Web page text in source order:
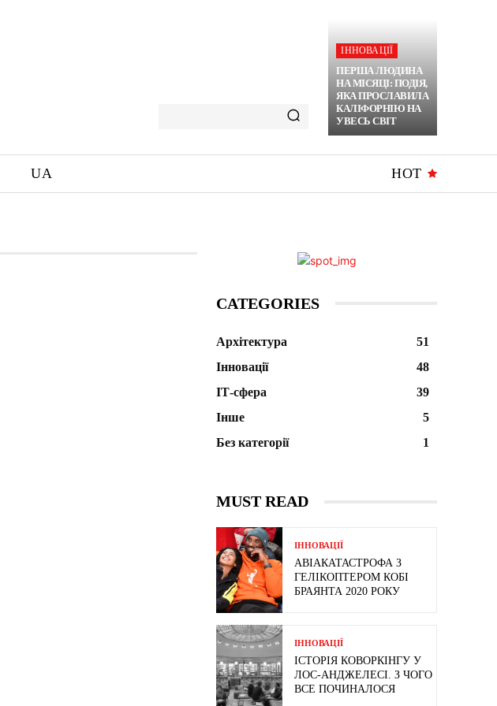
ІННОВАЦІЇ
ПЕРША ЛЮДИНА
НА МІСЯЦІ: ПОДІЯ,
ЯКА ПРОСЛАВИЛА
КАЛІФОРНІЮ НА
УВЕСЬ СВІТ
UA HOT
CATEGORIES
Архітектура
51
Інновації
48
ІТ-сфера
39
Інше
5
Без категорії
1
MUST READ
ІННОВАЦІЇ
АВІАКАТАСТРОФА З
ГЕЛІКОПТЕРОМ КОБІ
БРАЯНТА 2020 РОКУ
ІННОВАЦІЇ
ІСТОРІЯ КОВОРКІНГУ У
ЛОС-АНДЖЕЛЕСІ. З ЧОГО
ВСЕ ПОЧИНАЛОСЯ